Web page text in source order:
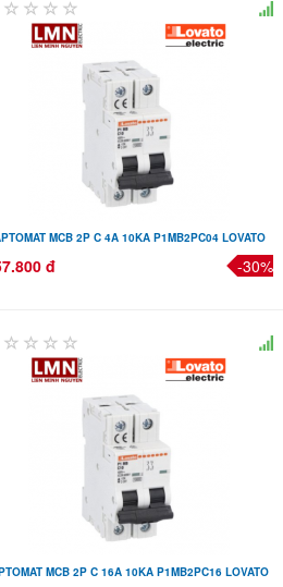
MCB 2P C 4A 10KA P1MB2PC04 LOVATO
đ -30%
MCB 2P C 16A 10KA P1MB2PC16 LOVATO